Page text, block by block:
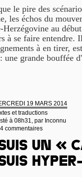
le pire des
les échos du
Herzégovine au
à se faire entendre.
à en tirer,
une grande bouffée
19 MARS 2014
et traductions
à 08h31, par Inconnu
commentaires
un «